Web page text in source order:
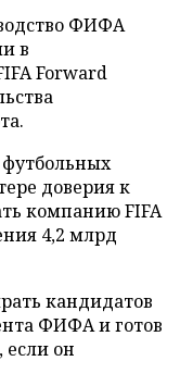
ФИФА
в
Forward
футбольных
доверия к
компанию FIFA
4,2 млрд
кандидатов
ФИФА и готов
он